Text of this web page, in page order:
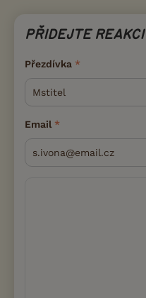
PŘIDEJTE REAKCI
Přezdívka
Email